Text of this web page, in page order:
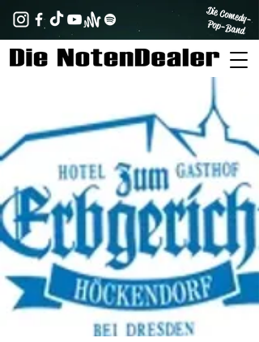
Die Comedy-
Pop-Band